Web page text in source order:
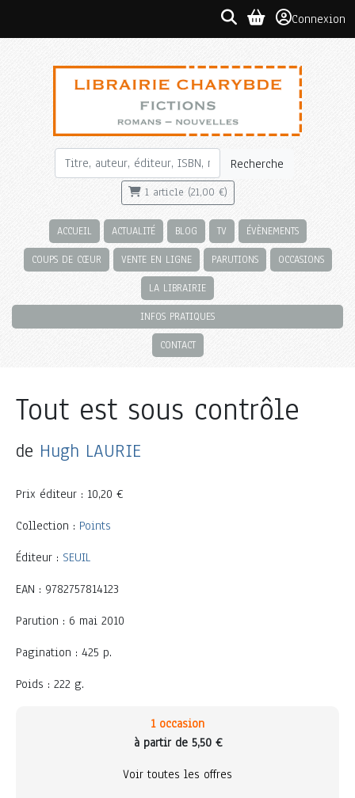
Connexion
Recherche
1 article (21,00 €)
ACCUEIL ACTUALITÉ BLOG TV ÉVÈNEMENTS
COUPS DE CŒUR VENTE EN LIGNE PARUTIONS OCCASIONS
LA LIBRAIRIE
INFOS PRATIQUES
CONTACT
Tout est sous contrôle
de Hugh LAURIE
Prix éditeur : 10,20 €
Collection : Points
Éditeur : SEUIL
EAN : 9782757814123
Parution : 6 mai 2010
Pagination : 425 p.
Poids : 222 g.
1 occasion
à partir de 5,50 €
Voir toutes les offres